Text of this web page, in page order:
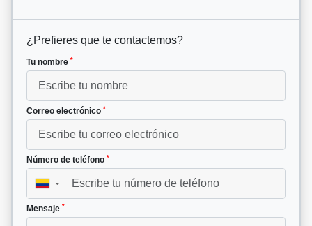
¿Prefieres que te contactemos?
Tu nombre *
Correo electrónico *
Número de teléfono *
▼
Mensaje *